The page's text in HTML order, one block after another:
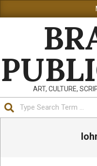
to
Navigation
ART, CULTURE,